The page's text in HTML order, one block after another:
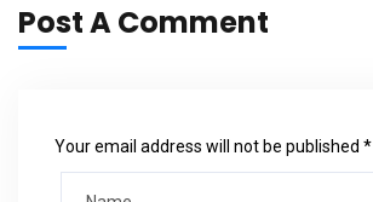
Post A Comment
Your email address will not be published *